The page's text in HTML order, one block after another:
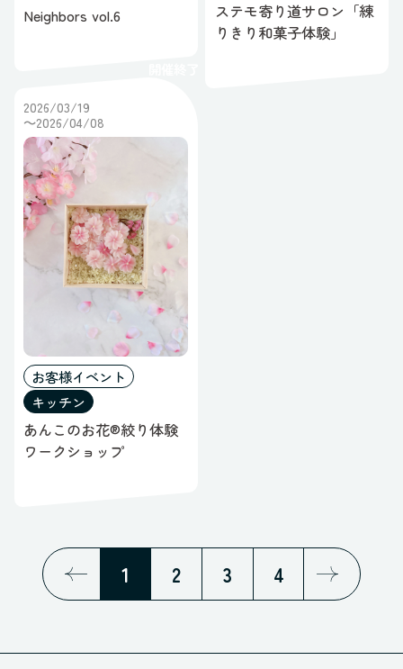
Neighbors vol.6
ステモ寄り道サロン「練
りきり和菓子体験」
2026/03/19
～2026/04/08
お客様イベント
キッチン
あんこのお花®︎絞り体験
ワークショップ
1 2 3 4